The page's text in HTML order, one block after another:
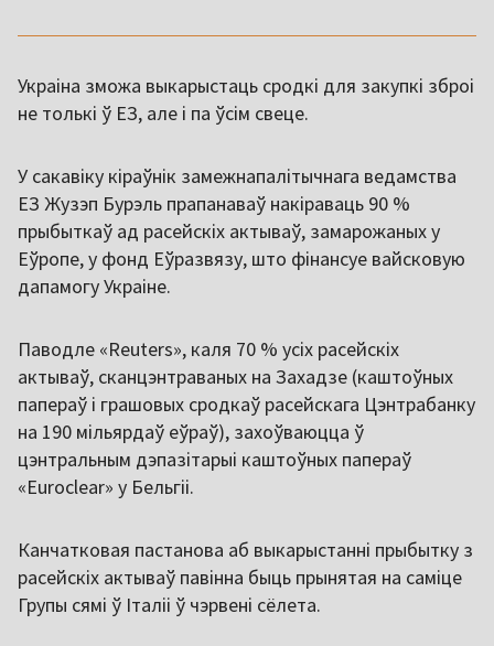
Украіна зможа выкарыстаць сродкі для закупкі зброі
не толькі ў ЕЗ, але і па ўсім свеце.
У сакавіку кіраўнік замежнапалітычнага ведамства
ЕЗ Жузэп Бурэль прапанаваў накіраваць 90 %
прыбыткаў ад расейскіх актываў, замарожаных у
Еўропе, у фонд Еўразвязу, што фінансуе вайсковую
дапамогу Украіне.
Паводле «Reuters», каля 70 % усіх расейскіх
актываў, сканцэнтраваных на Захадзе (каштоўных
папераў і грашовых сродкаў расейскага Цэнтрабанку
на 190 мільярдаў еўраў), захоўваюцца ў
цэнтральным дэпазітарыі каштоўных папераў
«Euroclear» у Бельгіі.
Канчатковая пастанова аб выкарыстанні прыбытку з
расейскіх актываў павінна быць прынятая на саміце
Групы сямі ў Італіі ў чэрвені сёлета.